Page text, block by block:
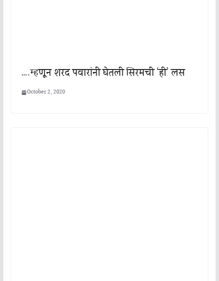
….म्हणून शरद पवारांनी घेतली सिरमची ‘ही’ लस
October 2, 2020